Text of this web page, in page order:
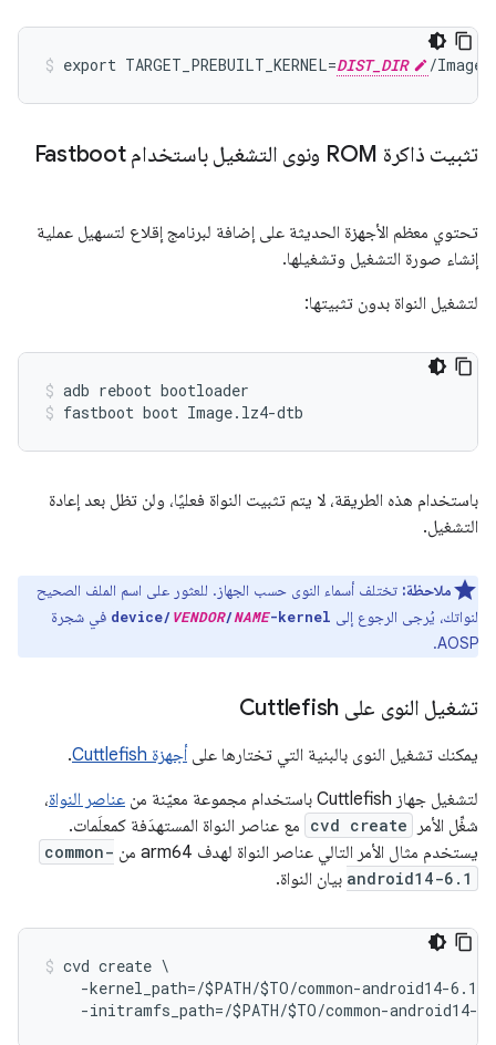
export TARGET_PREBUILT_KERNEL=DIST_DIR
تثبيت ذاكرة ROM ونوى التشغيل باستخدام Fastboot
تحتوي معظم الأجهزة الحديثة على إضافة لبرنامج إقلاع لتسهيل عملية
إنشاء صورة التشغيل وتشغيلها.
لتشغيل النواة بدون تثبيتها:
adb reboot bootloader
fastboot boot Image.lz4-dtb
باستخدام هذه الطريقة، لا يتم تثبيت النواة فعليًا، ولن تظل بعد إعادة
التشغيل.
ملاحظة: تختلف أسماء النوى حسب الجهاز. للعثور على اسم الملف الصحيح
لنواتك، يُرجى الرجوع إلى
device/VENDOR/NAME-kernel
في شجرة
AOSP.
تشغيل النوى على Cuttlefish
يمكنك تشغيل النوى بالبنية التي تختارها على أجهزة Cuttlefish
.
لتشغيل جهاز Cuttlefish باستخدام مجموعة معيّنة من
عناصر النواة،
شغِّل الأمر
cvd create مع عناصر النواة المستهدَفة كمعلَمات.
يستخدم مثال الأمر التالي عناصر النواة لهدف arm64 من
common-
android14-6.1 بيان النواة.
cvd create \
-kernel_path=/$PATH/$TO/common-android14-6.1/
-initramfs_path=/$PATH/$TO/common-android14-